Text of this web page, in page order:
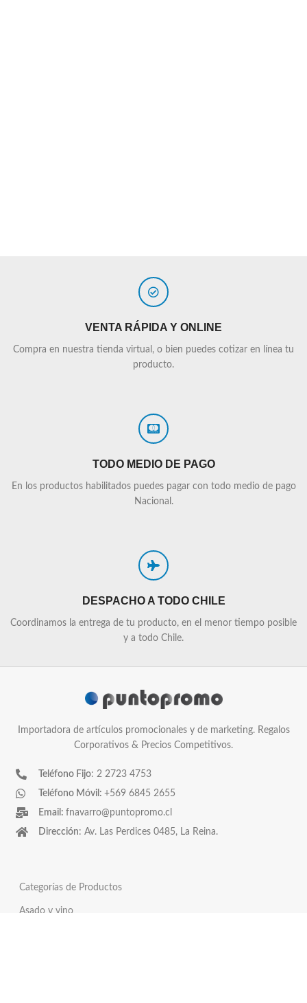
VENTA RÁPIDA Y ONLINE
Compra en nuestra tienda virtual, o bien puedes cotizar en línea tu
producto.
TODO MEDIO DE PAGO
En los productos habilitados puedes pagar con todo medio de pago
Nacional.
DESPACHO A TODO CHILE
Coordinamos la entrega de tu producto, en el menor tiempo posible
y a todo Chile.
Importadora de artículos promocionales y de marketing. Regalos
Corporativos & Precios Competitivos.
Teléfono Fijo: 2 2723 4753
Teléfono Móvil: +569 6845 2655
Email: fnavarro@puntopromo.cl
Dirección: Av. Las Perdices 0485, La Reina.
Categorías de Productos
Asado y vino